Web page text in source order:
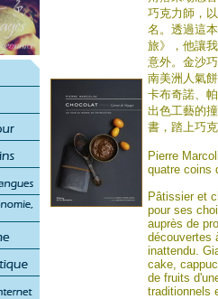
巧克力師，
名。透過這
旅》，他讓
意外。金沙
南美洲人氣
卡布奇諾、
出色工藝的
書，踏上巧
Pierre
quatre coins
Pâtissier et
pour ses
auprès de
découvertes
inattendu.
cake,
de fruits
traditionnels